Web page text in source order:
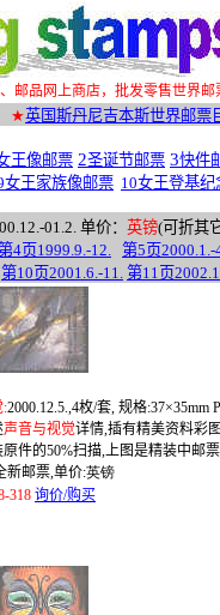
邮品网上商店，批发零售世界邮
★英国斯丹尼吉本斯世界邮票
王像邮票 2圣诞节邮票 3快件
女王家族像邮票 10女王登基纪
01.2. 单价： 英镑(可 折其
4页1999.9.-12. 第5 页2000.1.-
第10 页2001.6.-11. 第11 页
:2000.12.5.,4枚/套, 规格:37×35mm
声音与视觉详情,插有精美资料彩图
原件的50%扫描,上图是精装中邮票
新邮票,单价:英镑
318 询价/购买